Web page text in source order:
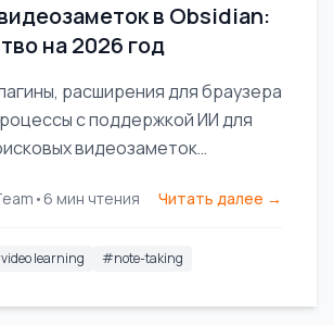
в Obsidian:
на 2026 год
расширения для браузера
с поддержкой ИИ для
видеозаметок
• 6 мин чтения Читать далее →
video learning #note-taking